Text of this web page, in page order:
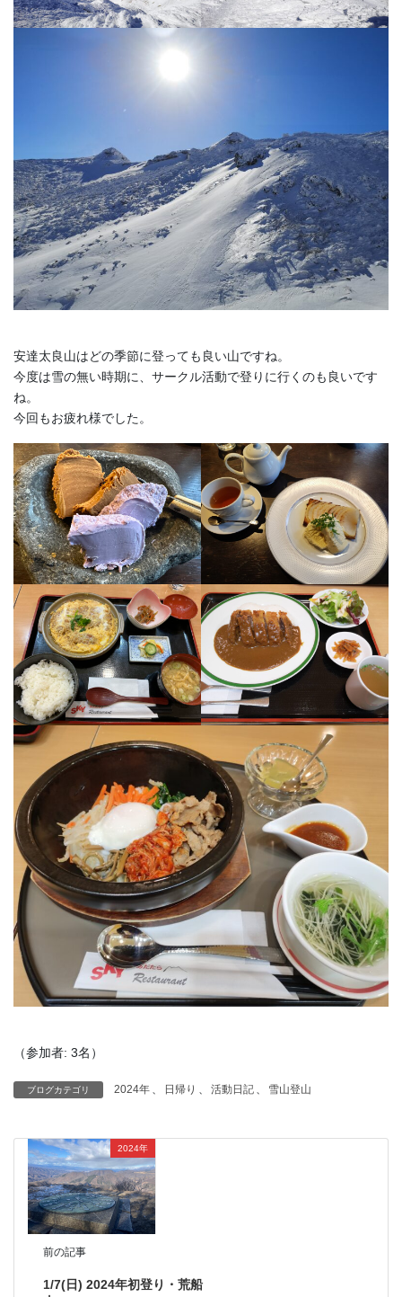
安達太良山はどの季節に登っても良い山ですね。
今度は雪の無い時期に、サークル活動で登りに行くのも良いです
ね。
今回もお疲れ様でした。
（参加者: 3名）
ブログカテゴリ 2024年 日帰り 活動日記 雪山登山
2024年
前の記事
1/7(日) 2024年初登り・荒船